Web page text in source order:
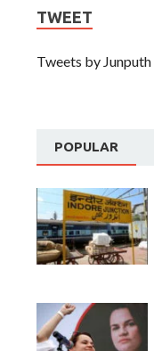
TWEET
Tweets by Junputh
POPULAR